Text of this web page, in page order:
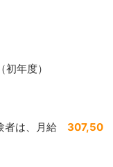
年度）
者は、月給 307,50